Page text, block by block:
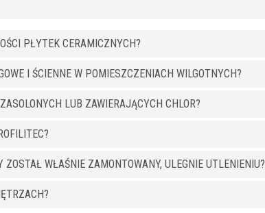
PŁYTEK CERAMICZNYCH?
I ŚCIENNE W POMIESZCZENIACH WILGOTNYCH?
LUB ZAWIERAJĄCYCH CHLOR?
WŁAŚNIE ZAMONTOWANY, ULEGNIE UTLENIENIU?